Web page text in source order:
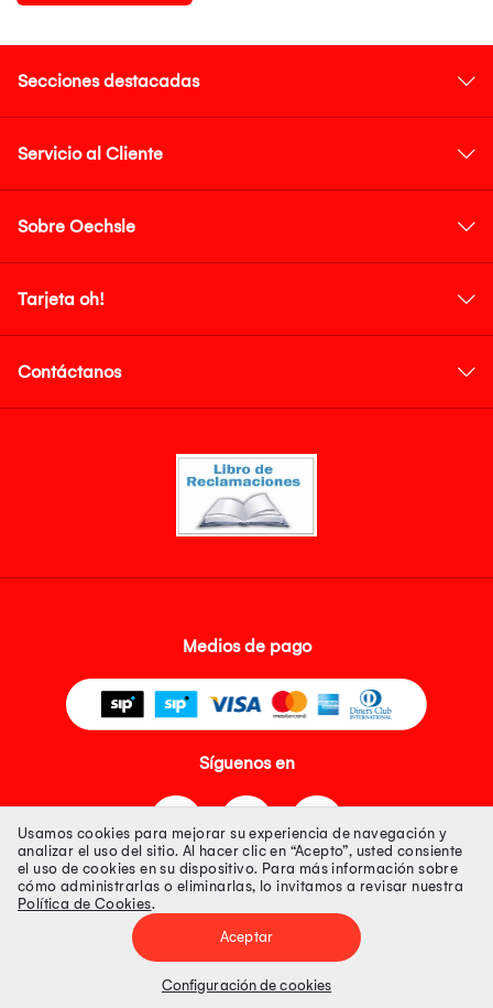
Secciones destacadas
Servicio al Cliente
Sobre Oechsle
Tarjeta oh!
Contáctanos
Medios de pago
Síguenos en
Tienda 100% Segura
Tiendas Peruanas S.A. R.U.C. Nº 20493020618. Todos los derechos
Precios disponibles solo en www.oechsle.pe. Precios online publicados
Usamos cookies para mejorar su experiencia de navegación y
analizar el uso del sitio. Al hacer clic en “Acepto”, usted consiente
el uso de cookies en su dispositivo. Para más información sobre
cómo administrarlas o eliminarlas, lo invitamos a revisar nuestra
Política de Cookies.
Aceptar
Configuración de cookies